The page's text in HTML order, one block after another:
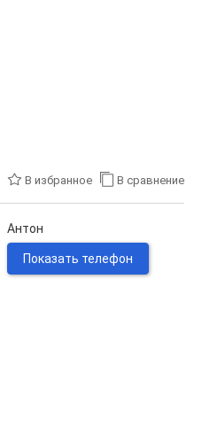
В избранное В сравнение
Антон
Показать телефон